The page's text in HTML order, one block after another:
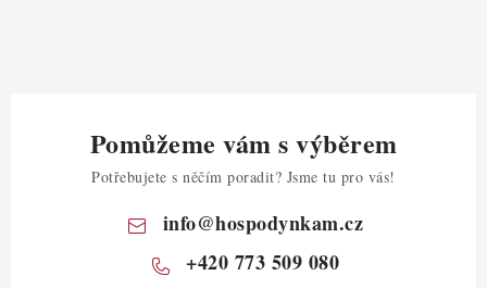
Pomůžeme vám s výběrem
Potřebujete s něčím poradit? Jsme tu pro vás!
info@hospodynkam.cz
+420 773 509 080